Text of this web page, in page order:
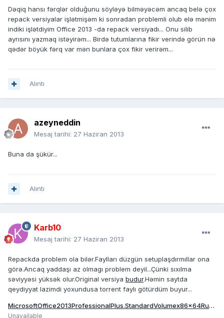
Dəqiq hansı fərqlər olduğunu söyləyə bilməyəcəm ancaq belə çox
repack versiyalar işlətmişəm ki sonradan problemli olub elə mənim
indiki işlətdiyim Office 2013 -da repack versiyadı... Onu silib
ayrısını yazmaq istəyirəm... Birdə tutumlarına fikir verində görün nə
qədər böyük fərq var mən bunlara çox fikir verirəm...
Alıntı
azeyneddin
Mesaj tarihi: 27 Haziran 2013
Buna da şükür...
Alıntı
Karb10
Mesaj tarihi: 27 Haziran 2013
Repackda problem ola bilər.Faylları düzgün setuplaşdırmıllar ona
görə.Ancaq yaddaşı az olmagı problem deyil...Çünki sıxılma
səviyyəsi yüksək olur.Original versiya budur.Həmin saytda
qeydiyyat lazimdi yoxundusa torrent faylı götürdüm buyur...
MicrosoftOffice2013ProfessionalPlus.StandardVolumex86x64Russian.torrent
Unavailable